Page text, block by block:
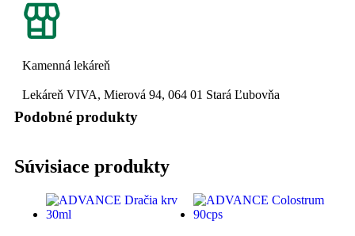
Kamenná lekáreň
Lekáreň VIVA, Mierová 94, 064 01 Stará Ľubovňa
Podobné produkty
Súvisiace produkty